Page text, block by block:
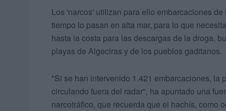
Los 'narcos' utilizan para ello embarcaciones
tiempo lo pasan en alta mar, para lo que
hasta la costa para las descargas de la droga,
playas de Algeciras y de los pueblos gaditanos.
"Si se han intervenido 1.421 embarcaciones, la
circulando fuera del radar", ha apuntado una
narcotráfico, que recuerda que el hachís, como